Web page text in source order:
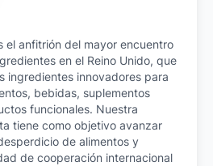
el anfitrión del mayor encuentro
en el Reino Unido, que
ingredientes innovadores para
bebidas, suplementos
funcionales. Nuestra
tiene como objetivo avanzar
de alimentos y
de cooperación internacional